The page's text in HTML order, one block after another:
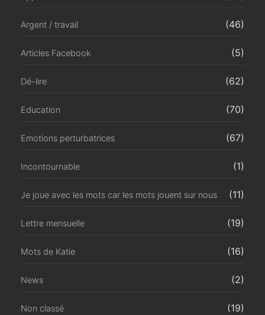
Argent / travail (46)
Articles Facebook (5)
Dé-lire (62)
Education (70)
Emotions perturbatrices (67)
Incontournable (1)
Je joue avec les mots car les mots jouent sur nous (11)
Lettre mensuelle (19)
Mots de Katie (16)
News (2)
Non classé (19)